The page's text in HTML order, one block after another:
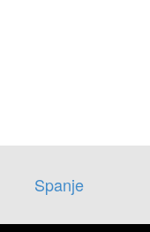
Spanje